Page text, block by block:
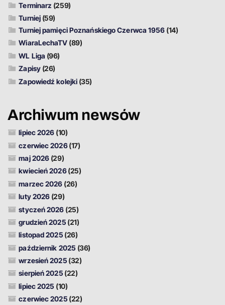
Terminarz (259)
Turniej (59)
Turniej pamięci Poznańskiego Czerwca 1956 (14)
WiaraLechaTV (89)
WL Liga (96)
Zapisy(26)
Zapowiedź kolejki (35)
Archiwum newsów
lipiec 2026 (10)
czerwiec 2026(17)
maj 2026 (29)
kwiecień 2026(25)
marzec 2026 (26)
luty 2026 (29)
styczeń 2026 (25)
grudzień 2025 (21)
listopad 2025 (26)
październik 2025 (36)
wrzesień 2025 (32)
sierpień 2025 (22)
lipiec 2025 (10)
czerwiec 2025 (22)